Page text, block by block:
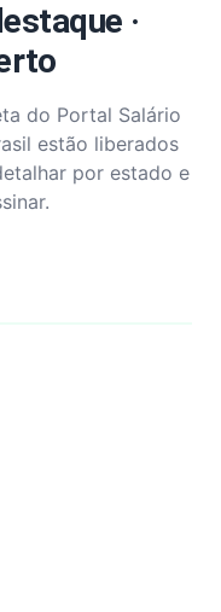
·
do Portal Salário
estão liberados
por estado e